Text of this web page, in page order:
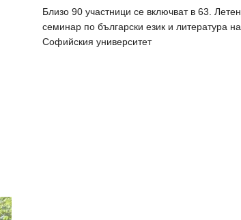
Близо 90 участници се включват в 63. Летен
семинар по български език и литература на
Софийския университет